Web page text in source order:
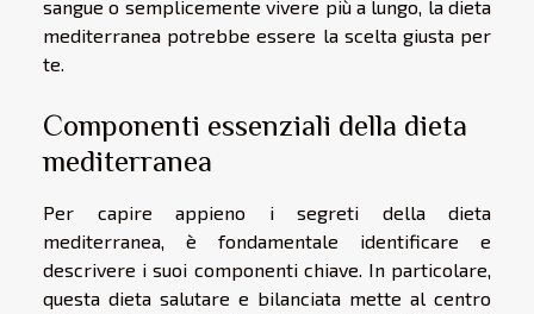
sangue o semplicemente vivere più a lungo, la dieta
mediterranea potrebbe essere la scelta giusta per
te.
Componenti essenziali della dieta
mediterranea
Per capire appieno i segreti della dieta
mediterranea, è fondamentale identificare e
descrivere i suoi componenti chiave. In particolare,
questa dieta salutare e bilanciata mette al centro